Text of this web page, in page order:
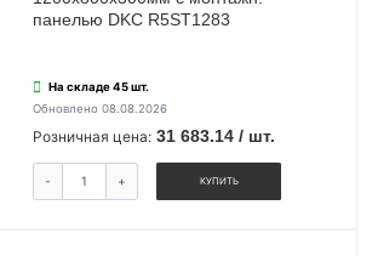
панелью DKC R5ST1283
На складе 45 шт.
Обновлено 08.08.2026
Розничная цена: 31 683.14 / шт.
- + КУПИТЬ